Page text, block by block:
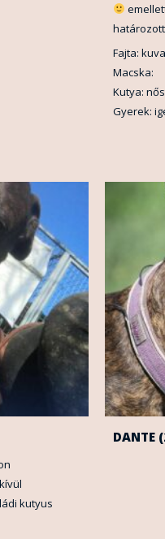
Fajta:
Macska:
Kutya:
Gyerek:
kutyus
DANTE